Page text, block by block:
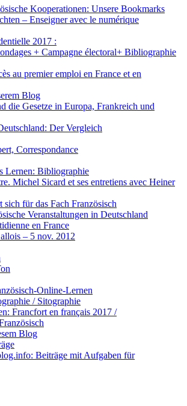
Kooperationen: Unsere Bookmarks
– Enseigner avec le numérique
2017 :
+ Campagne électoral+ Bibliographie
au premier emploi en France et en
Blog
die Gesetze in Europa, Frankreich und
Der Vergleich
Correspondance
Lernen: Bibliographie
Michel Sicard et ses entretiens avec Heiner
sich für das Fach Französisch
Veranstaltungen in Deutschland
en France
– 5 nov. 2012
Online-Lernen
/ Sitographie
Francfort en français 2017 /
Blog
Beiträge mit Aufgaben für